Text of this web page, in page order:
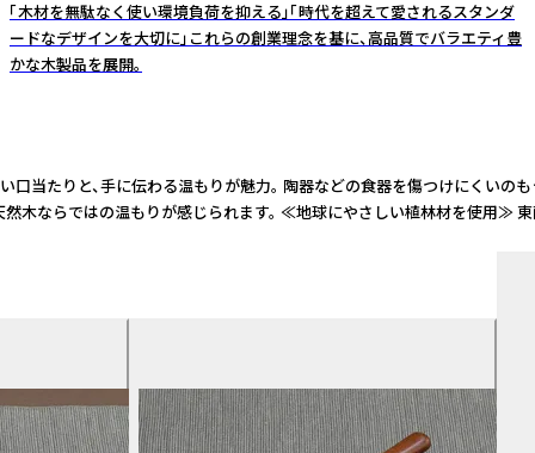
「木材を無駄なく使い環境負荷を抑える」「時代を超えて愛されるスタンダ
ードなデザインを大切に」――これらの創業理念を基に、高品質でバラエティ豊
かな木製品を展開。
当たりと、手に伝わる温もりが魅力。 陶器などの食器を傷つけ
らではの温もりが感じられます。 ≪地球にやさしい植林材を使